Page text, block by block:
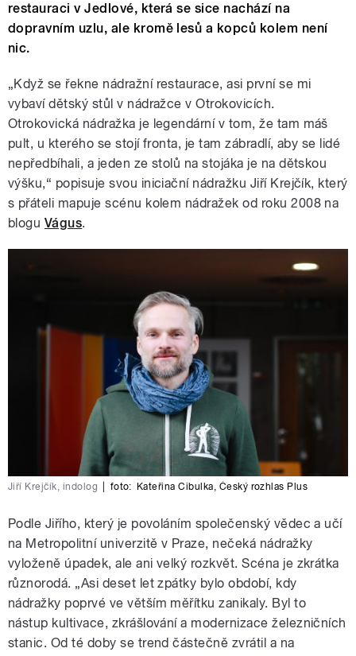
restauraci v Jedlové, která se sice nachází na
dopravním uzlu, ale kromě lesů a kopců kolem není
nic.
„Když se řekne nádražní restaurace, asi první se mi
vybaví dětský stůl v nádražce v Otrokovicích.
Otrokovická nádražka je legendární v tom, že tam máš
pult, u kterého se stojí fronta, je tam zábradlí, aby se lidé
nepředbíhali, a jeden ze stolů na stojáka je na dětskou
výšku,“ popisuje svou iniciační nádražku Jiří Krejčík, který
s přáteli mapuje scénu kolem nádražek od roku 2008 na
blogu Vágus.
Jiří Krejčík, indolog foto: Kateřina Cibulka Český rozhlas Plus
Podle Jiřího, který je povoláním společenský vědec a učí
na Metropolitní univerzitě v Praze, nečeká nádražky
vyloženě úpadek, ale ani velký rozkvět. Scéna je zkrátka
různorodá. „Asi deset let zpátky bylo období, kdy
nádražky poprvé ve větším měřítku zanikaly. Byl to
nástup kultivace, zkrášlování a modernizace železničních
stanic. Od té doby se trend částečně zvrátil a na